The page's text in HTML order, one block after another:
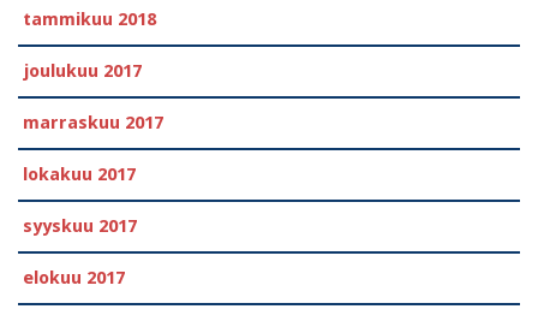
tammikuu 2018
joulukuu 2017
marraskuu 2017
lokakuu 2017
syyskuu 2017
elokuu 2017